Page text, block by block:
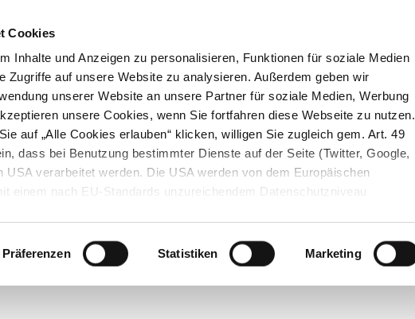
Cookies
Inhalte und Anzeigen zu personalisieren, Funktionen für soziale Medien
Zugriffe auf unsere Website zu analysieren. Außerdem geben wir
unserer Website an unsere Partner für soziale Medien, Werbung
unsere Cookies, wenn Sie fortfahren diese Webseite zu nutzen.
auf „Alle Cookies erlauben“ klicken, willigen Sie zugleich gem. Art. 49
dass bei Benutzung bestimmter Dienste auf der Seite (Twitter, Google,
USA verarbeitet werden. Die USA werden von dem Europäischen
einem nach EU-Standards unzureichendem Datenschutzniveau
Präferenzen Statistiken Marketing
Stellen Sie Ihre Fragen und helfen Sie mit Ihrem Wissen anderen weiter.